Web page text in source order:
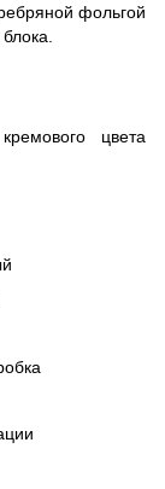
фольгой
цвета